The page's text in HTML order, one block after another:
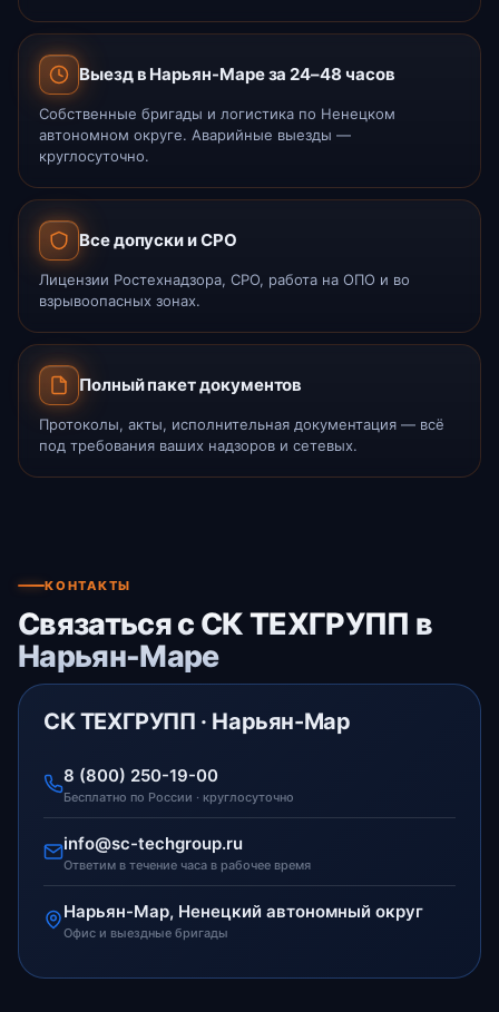
Выезд в Нарьян-Маре за 24–48 часов
Собственные бригады и логистика по Ненецком
автономном округе. Аварийные выезды —
круглосуточно.
Все допуски и СРО
Лицензии Ростехнадзора, СРО, работа на ОПО и во
взрывоопасных зонах.
Полный пакет документов
Протоколы, акты, исполнительная документация — всё
под требования ваших надзоров и сетевых.
КОНТАКТЫ
Связаться с СК ТЕХГРУПП в
Нарьян-Маре
СК ТЕХГРУПП · Нарьян-Мар
8 (800) 250-19-00
Бесплатно по России · круглосуточно
info@sc-techgroup.ru
Ответим в течение часа в рабочее время
Нарьян-Мар, Ненецкий автономный округ
Офис и выездные бригады